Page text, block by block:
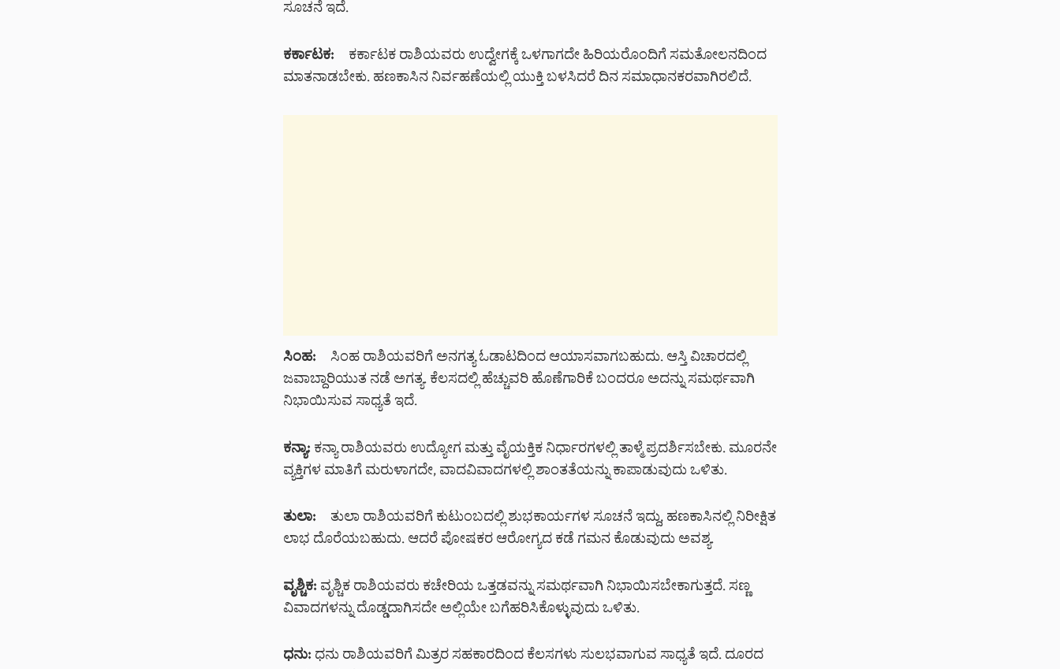
ಸೂಚನೆ ಇದೆ.
ಕರ್ಕಾಟಕ:ಕರ್ಕಾಟಕ ರಾಶಿಯವರು ಉದ್ವೇಗಕ್ಕೆ ಒಳಗಾಗದೇ ಹಿರಿಯರೊಂದಿಗೆ ಸಮತೋಲನದಿಂದ
ಮಾತನಾಡಬೇಕು. ಹಣಕಾಸಿನ ನಿರ್ವಹಣೆಯಲ್ಲಿ ಯುಕ್ತಿ ಬಳಸಿದರೆ ದಿನ ಸಮಾಧಾನಕರವಾಗಿರಲಿದೆ.
ಸಿಂಹ:ಸಿಂಹ ರಾಶಿಯವರಿಗೆ ಅನಗತ್ಯ ಓಡಾಟದಿಂದ ಆಯಾಸವಾಗಬಹುದು. ಆಸ್ತಿ ವಿಚಾರದಲ್ಲಿ
ಜವಾಬ್ದಾರಿಯುತ ನಡೆ ಅಗತ್ಯ. ಕೆಲಸದಲ್ಲಿ ಹೆಚ್ಚುವರಿ ಹೊಣೆಗಾರಿಕೆ ಬಂದರೂ ಅದನ್ನು ಸಮರ್ಥವಾಗಿ
ನಿಭಾಯಿಸುವ ಸಾಧ್ಯತೆ ಇದೆ.
ಕನ್ಯಾ:ಕನ್ಯಾ ರಾಶಿಯವರು ಉದ್ಯೋಗ ಮತ್ತು ವೈಯಕ್ತಿಕ ನಿರ್ಧಾರಗಳಲ್ಲಿ ತಾಳ್ಮೆ ಪ್ರದರ್ಶಿಸಬೇಕು. ಮೂರನೇ
ವ್ಯಕ್ತಿಗಳ ಮಾತಿಗೆ ಮರುಳಾಗದೇ, ವಾದವಿವಾದಗಳಲ್ಲಿ ಶಾಂತತೆಯನ್ನು ಕಾಪಾಡುವುದು ಒಳಿತು.
ತುಲಾ:ತುಲಾ ರಾಶಿಯವರಿಗೆ ಕುಟುಂಬದಲ್ಲಿ ಶುಭಕಾರ್ಯಗಳ ಸೂಚನೆ ಇದ್ದು, ಹಣಕಾಸಿನಲ್ಲಿ ನಿರೀಕ್ಷಿತ
ಲಾಭ ದೊರೆಯಬಹುದು. ಆದರೆ ಪೋಷಕರ ಆರೋಗ್ಯದ ಕಡೆ ಗಮನ ಕೊಡುವುದು ಅವಶ್ಯ.
ವೃಶ್ಚಿಕ:ವೃಶ್ಚಿಕ ರಾಶಿಯವರು ಕಚೇರಿಯ ಒತ್ತಡವನ್ನು ಸಮರ್ಥವಾಗಿ ನಿಭಾಯಿಸಬೇಕಾಗುತ್ತದೆ. ಸಣ್ಣ
ವಿವಾದಗಳನ್ನು ದೊಡ್ಡದಾಗಿಸದೇ ಅಲ್ಲಿಯೇ ಬಗೆಹರಿಸಿಕೊಳ್ಳುವುದು ಒಳಿತು.
ಧನು:ಧನು ರಾಶಿಯವರಿಗೆ ಮಿತ್ರರ ಸಹಕಾರದಿಂದ ಕೆಲಸಗಳು ಸುಲಭವಾಗುವ ಸಾಧ್ಯತೆ ಇದೆ. ದೂರದ